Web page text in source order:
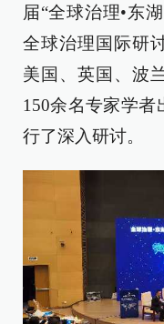
届“全球治理•东
全球治理国际研
美国、英国、波
150余名专家学
行了深入研讨。